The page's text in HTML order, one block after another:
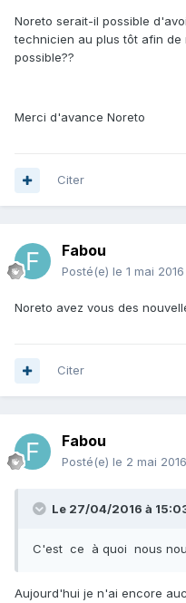
Noreto serait-il possible
technicien au plus tôt afin de
possible??
Merci d'avance Noreto
Citer
Fabou
Posté(e) le 1 mai 2016
Noreto avez vous des
Citer
Fabou
Posté(e) le 2 mai 2016
Le 27/04/2016 à
C'est ce à quoi nous
Aujourd'hui je n'ai encore